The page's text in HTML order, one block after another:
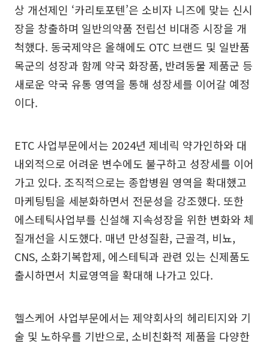
상 개선제인 ‘카리토포텐’은 소비자 니즈에 맞는 신시
장을 창출하며 일반의약품 전립선 비대증 시장을 개
척했다. 동국제약은 올해에도 OTC 브랜드 및 일반품
목군의 성장과 함께 약국 화장품, 반려동물 제품군 등
새로운 약국 유통 영역을 통해 성장세를 이어갈 예정
이다.
ETC 사업부문에서는 2024년 제네릭 약가인하와 대
내외적으로 어려운 변수에도 불구하고 성장세를 이어
가고 있다. 조직적으로는 종합병원 영역을 확대했고
마케팅팀을 세분화하면서 전문성을 강조했다. 또한
에스테틱사업부를 신설해 지속성장을 위한 변화와 체
질개선을 시도했다. 매년 만성질환, 근골격, 비뇨,
CNS, 소화기복합제, 에스테틱과 관련 있는 신제품도
출시하면서 치료영역을 확대해 나가고 있다.
헬스케어 사업부문에서는 제약회사의 헤리티지와 기
술 및 노하우를 기반으로, 소비친화적 제품을 다양한